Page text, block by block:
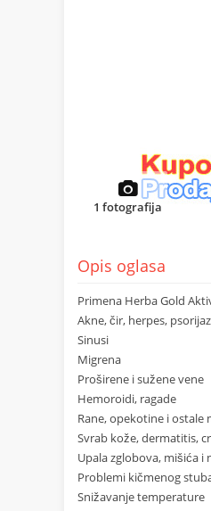
1 fotografija
Opis oglasa
Primena Herba Gold
Akne, čir, herpes,
Sinusi
Migrena
Proširene i sužene vene
Hemoroidi, ragade
Rane, opekotine i
Svrab kože, dermatitis,
Upala zglobova, mišića i
Problemi kičmenog
Snižavanje temperature